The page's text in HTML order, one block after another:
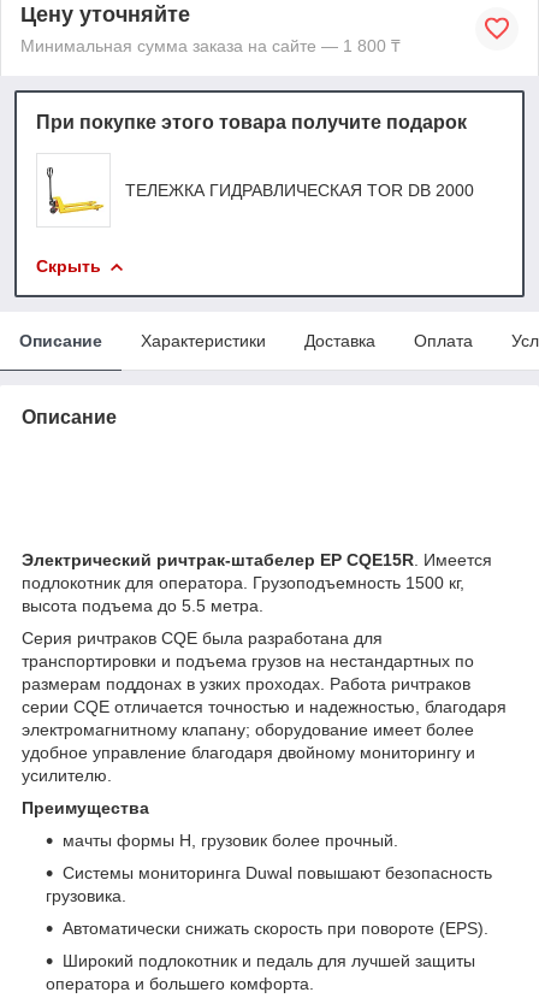
Цену уточняйте
Минимальная сумма заказа на сайте — 1 800 ₸
При покупке этого товара получите подарок
ТЕЛЕЖКА ГИДРАВЛИЧЕСКАЯ TOR DB 2000
Скрыть
Описание Характеристики Доставка Оплата
Описание
Электрический ричтрак-штабелер EP CQE15R . Имеется
подлокотник для оператора. Грузоподъемность 1500 кг,
высота подъема до 5.5 метра.
Серия ричтраков CQE была разработана для
транспортировки и подъема грузов на нестандартных по
размерам поддонах в узких проходах. Работа ричтраков
серии CQE отличается точностью и надежностью, благодаря
электромагнитному клапану; оборудование имеет более
удобное управление благодаря двойному мониторингу и
усилителю.
Преимущества
мачты формы H, грузовик более прочный.
Системы мониторинга Duwal повышают безопасность
грузовика.
Автоматически снижать скорость при повороте (EPS).
Широкий подлокотник и педаль для лучшей защиты
оператора и большего комфорта.